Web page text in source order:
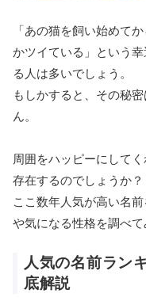
「あの猫を飼い始めて
かツイている」という
る人は多いでしょう。
もしかすると、その秘
ん。
周囲をハッピーにして
存在するのでしょうか？
ここ数年人気が高い名
や気になる性格を調べて
人気の名前ラン
底解説